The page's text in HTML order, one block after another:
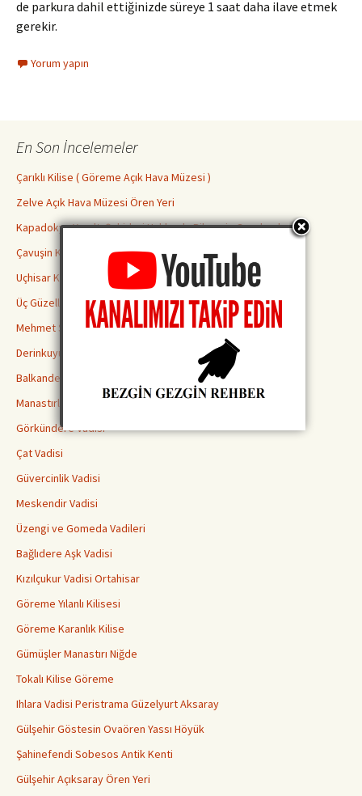
de parkura dahil ettiğinizde süreye 1 saat daha ilave etmek
gerekir.
Yorum yapın
En Son İncelemeler
Çarıklı Kilise ( Göreme Açık Hava Müzesi )
Zelve Açık Hava Müzesi Ören Yeri
Kapadokya Yeraltı Şehirleri Hakkında Bilmeniz Gerekenler
Çavuşin Kilisesi
Uçhisar Kalesi
Üç Güzeller Peri Bacaları
Mehmet Şakir Paşa Medresesi
Derinkuyu Yeraltı Şehri
Balkanderesi Vadisi
Manastırlar Vadisi
Görkündere Vadisi
Çat Vadisi
Güvercinlik Vadisi
Meskendir Vadisi
Üzengi ve Gomeda Vadileri
Bağlıdere Aşk Vadisi
Kızılçukur Vadisi Ortahisar
Göreme Yılanlı Kilisesi
Göreme Karanlık Kilise
Gümüşler Manastırı Niğde
Tokalı Kilise Göreme
Ihlara Vadisi Peristrama Güzelyurt Aksaray
Gülşehir Göstesin Ovaören Yassı Höyük
Şahinefendi Sobesos Antik Kenti
Gülşehir Açıksaray Ören Yeri